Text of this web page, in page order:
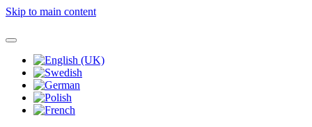
Skip to main content